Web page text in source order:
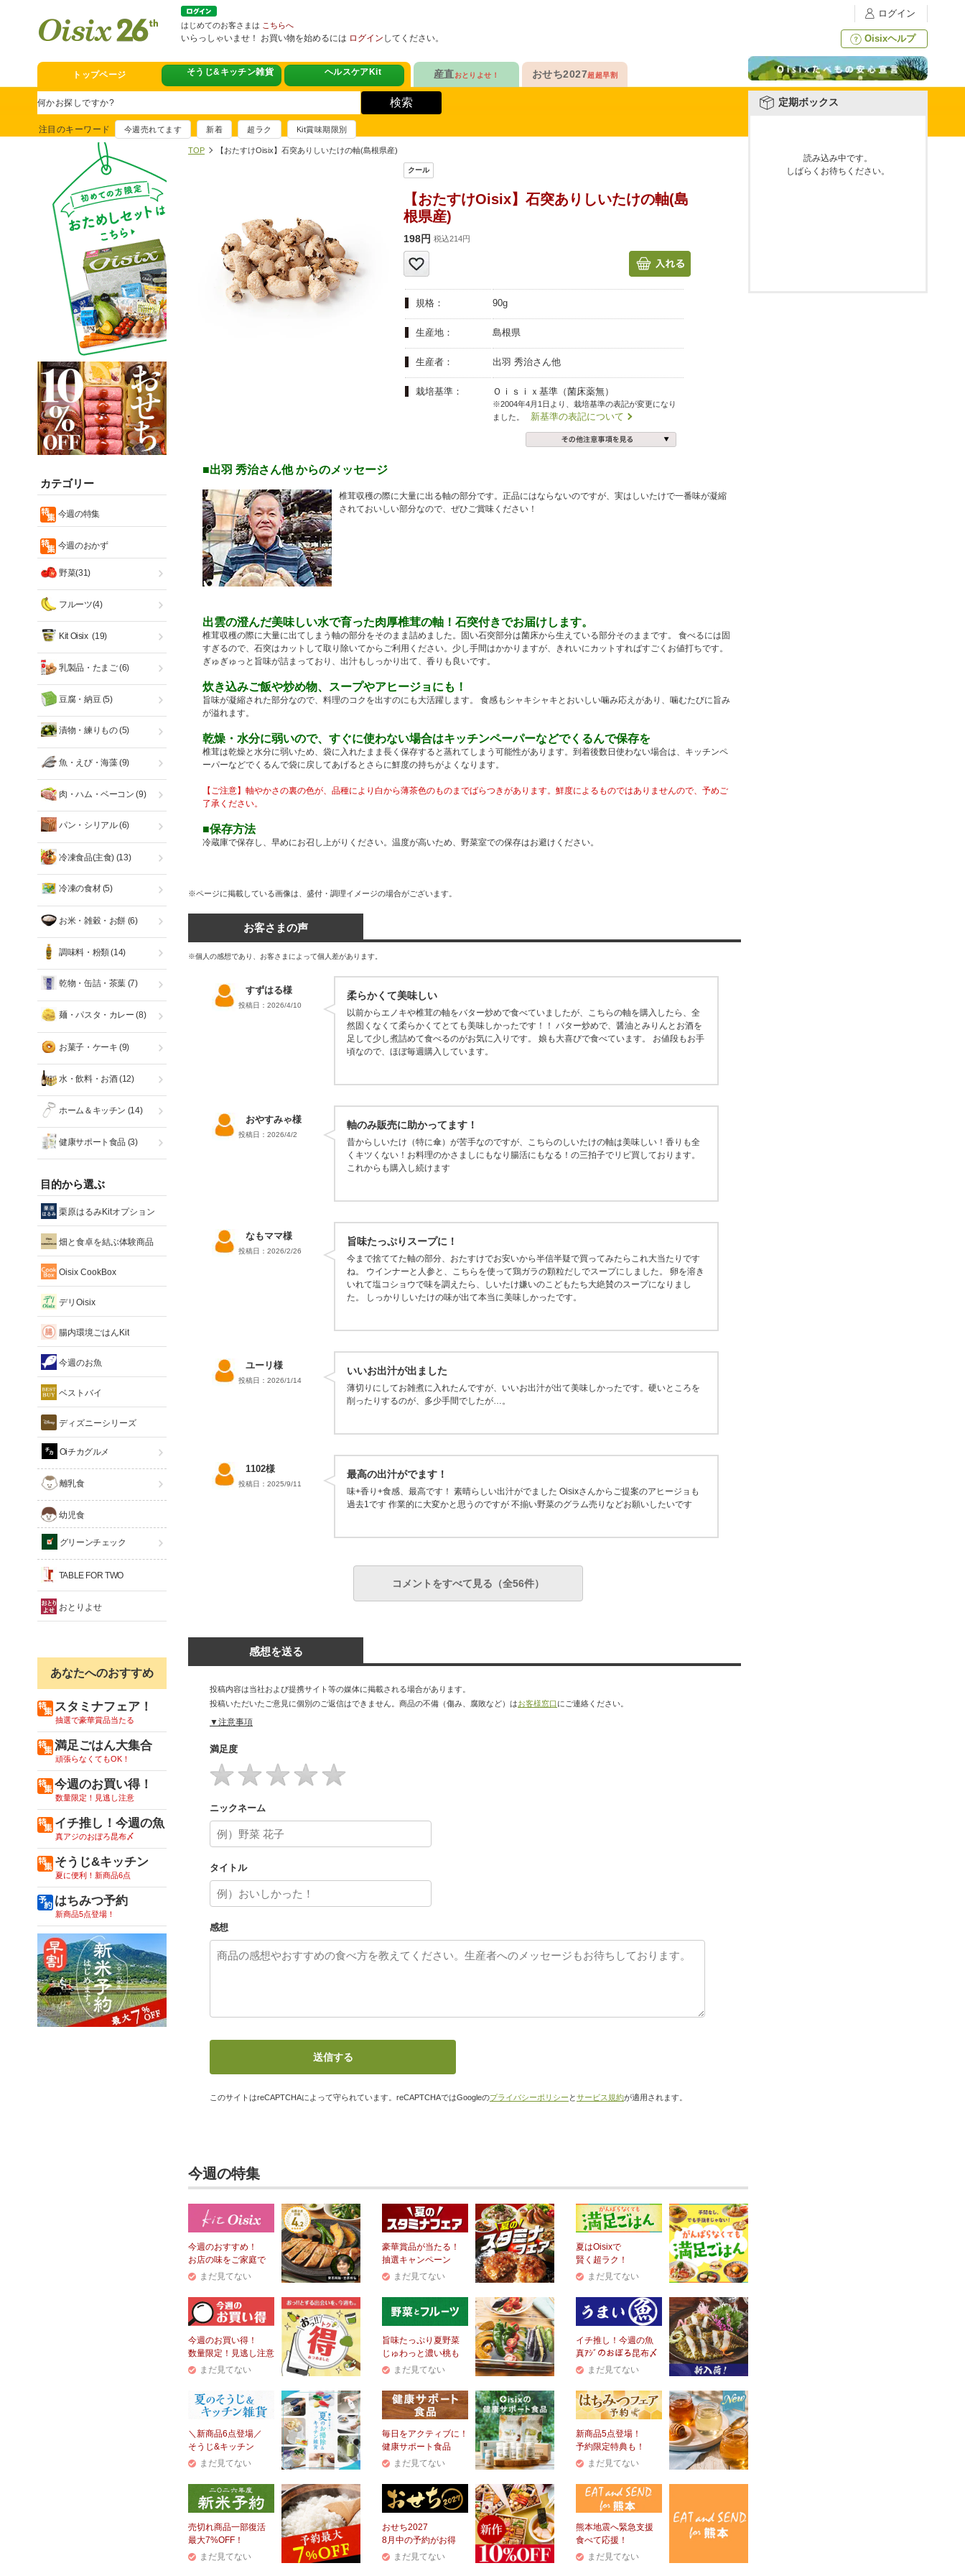
ログイン
Oisixヘルプ
はじめてのお客さまは こちらへ
いらっしゃいませ！ お買い物を始めるには ログイン してください。
トップページ そうじ&キッチン雑貨
豪華賞品が当たるチャンス
満足ごはん大集合
おすすめ！出汁付き肉吸い
そうじ&キッチン雑貨
夏に便利！新商品6点登場
熊本地震への緊急支援
寄付付き商品取り扱い中
ヘルスケアKit
ヘルスケアKit
健康サポート食品
3品作れるバランス献立
産直おとりよせ！
人気No.3
生沼さんの甘熟梨
奥山さんの幸せの黄桃
人気No.5
夏にピッタリ
おせち2027超超早割
自慢はローストビーフ
家族で楽しめるおせち
家族でたっぷり楽しむ
和・洋・中　よくばりセット
人気二段重「高砂」と
検索
注目のキーワード 今週売れてます 新着 超ラク Kit賞味期限別
定期ボックス
読み込み中です。
しばらくお待ちください。
TOP 【おたすけOisix】石突ありしいたけの軸(島根県産)
【おたすけOisix】石突ありしいたけの軸(島
根県産)
198円 税込214円
規格： 90g
生産地： 島根県
生産者： 出羽 秀治さん他
栽培基準： Ｏｉｓｉｘ基準（菌床薬無）
※2004年4月1日より、栽培基準の表記が変更になり
ました。 新基準の表記について
■出羽 秀治さん他 からのメッセージ
椎茸収穫の際に大量に出る軸の部分です。正品にはならないのですが、実はしいたけで一番味が凝縮
されておいしい部分なので、ぜひご賞味ください！
出雲の澄んだ美味しい水で育った肉厚椎茸の軸！石突付きでお届けします。
椎茸収穫の際に大量に出てしまう軸の部分をそのまま詰めました。固い石突部分は菌床から生えている部分そのままです。 食べるには固
すぎるので、石突はカットして取り除いてからご利用ください。少し手間はかかりますが、きれいにカットすればすごくお値打ちです。
ぎゅぎゅっと旨味が詰まっており、出汁もしっかり出て、香りも良いです。
炊き込みご飯や炒め物、スープやアヒージョにも！
旨味が凝縮された部分なので、料理のコクを出すのにも大活躍します。 食感もシャキシャキとおいしい噛み応えがあり、噛むたびに旨み
が溢れます。
乾燥・水分に弱いので、すぐに使わない場合はキッチンペーパーなどでくるんで保存を
椎茸は乾燥と水分に弱いため、袋に入れたまま長く保存すると蒸れてしまう可能性があります。到着後数日使わない場合は、キッチンペ
ーパーなどでくるんで袋に戻してあげるとさらに鮮度の持ちがよくなります。
【ご注意】軸やかさの裏の色が、品種により白から薄茶色のものまでばらつきがあります。鮮度によるものではありませんので、予めご
了承ください。
■保存方法
冷蔵庫で保存し、早めにお召し上がりください。温度が高いため、野菜室での保存はお避けください。
※ページに掲載している画像は、盛付・調理イメージの場合がございます。
お客さまの声
※個人の感想であり、お客さまによって個人差があります。
すずはる様
投稿日：2026/4/10
柔らかくて美味しい
以前からエノキや椎茸の軸をバター炒めで食べていましたが、こちらの軸を購入したら、全
然固くなくて柔らかくてとても美味しかったです！！ バター炒めで、醤油とみりんとお酒を
足して少し煮詰めて食べるのがお気に入りです。 娘も大喜びで食べています。 お値段もお手
頃なので、ほぼ毎週購入しています。
おやすみゃ様
投稿日：2026/4/2
軸のみ販売に助かってます！
昔からしいたけ（特に傘）が苦手なのですが、こちらのしいたけの軸は美味しい！香りも全
くキツくない！お料理のかさましにもなり腸活にもなる！の三拍子でリピ買しております。
これからも購入し続けます
なもママ様
投稿日：2026/2/26
旨味たっぷりスープに！
今まで捨ててた軸の部分、おたすけでお安いから半信半疑で買ってみたらこれ大当たりです
ね。 ウインナーと人参と、こちらを使って鶏ガラの顆粒だしでスープにしました。 卵を溶き
いれて塩コショウで味を調えたら、しいたけ嫌いのこどもたち大絶賛のスープになりまし
た。 しっかりしいたけの味が出て本当に美味しかったです。
ユーリ様
投稿日：2026/1/14
いいお出汁が出ました
薄切りにしてお雑煮に入れたんですが、いいお出汁が出て美味しかったです。硬いところを
削ったりするのが、多少手間でしたが…。
1102様
投稿日：2025/9/11
最高の出汁がでます！
味+香り+食感、最高です！ 素晴らしい出汁がでました Oisixさんからご提案のアヒージョも
過去1です 作業的に大変かと思うのですが 不揃い野菜のグラム売りなどお願いしたいです
コメントをすべて見る（全56件）
感想を送る
投稿内容は当社および提携サイト等の媒体に掲載される場合があります。
投稿いただいたご意見に個別のご返信はできません。商品の不備（傷み、腐敗など）はお客様窓口 にご連絡ください。
▼注意事項
満足度
ニックネーム
タイトル
感想
このサイトはreCAPTCHAによって守られています。reCAPTCHAではGoogleのプライバシーポリシー とサービス規約が適用されます。
今週の特集
今週のおすすめ！
お店の味をご家庭で
まだ見てない
豪華賞品が当たる！
抽選キャンペーン
まだ見てない
夏はOisixで
賢く超ラク！
まだ見てない
今週のお買い得！
数量限定！見逃し注意
まだ見てない
旨味たっぷり夏野菜
じゅわっと濃い桃も
まだ見てない
イチ推し！今週の魚
真ｱｼﾞのおぼろ昆布〆
まだ見てない
＼新商品6点登場／
そうじ&キッチン
まだ見てない
毎日をアクティブに！
健康サポート食品
まだ見てない
新商品5点登場！
予約限定特典も！
まだ見てない
売切れ商品一部復活
最大7%OFF！
まだ見てない
おせち2027
8月中の予約がお得
まだ見てない
熊本地震へ緊急支援
食べて応援！
まだ見てない
カテゴリー
今週の特集
今週のおかず
野菜(31)
フルーツ(4)
Kit Oisix (19)
乳製品・たまご(6)
豆腐・納豆(5)
漬物・練りもの(5)
魚・えび・海藻(9)
肉・ハム・ベーコン (9)
パン・シリアル(6)
冷凍食品(主食) (13)
冷凍の食材(5)
お米・雑穀・お餅 (6)
調味料・粉類(14)
乾物・缶詰・茶葉 (7)
麺・パスタ・カレー (8)
お菓子・ケーキ (9)
水・飲料・お酒(12)
ホーム＆キッチン (14)
健康サポート食品 (3)
目的から選ぶ
栗原はるみKitオプション
畑と食卓を結ぶ体験商品
Oisix CookBox
デリOisix
腸内環境ごはんKit
今週のお魚
ベストバイ
ディズニーシリーズ
Oiチカグルメ
離乳食
幼児食
グリーンチェック
TABLE FOR TWO
おとりよせ
あなたへのおすすめ
スタミナフェア！
抽選で豪華賞品当たる
満足ごはん大集合
頑張らなくてもOK！
今週のお買い得！
数量限定！見逃し注意
イチ推し！今週の魚
真アジのおぼろ昆布〆
そうじ&キッチン
夏に便利！新商品6点
はちみつ予約
新商品5点登場！